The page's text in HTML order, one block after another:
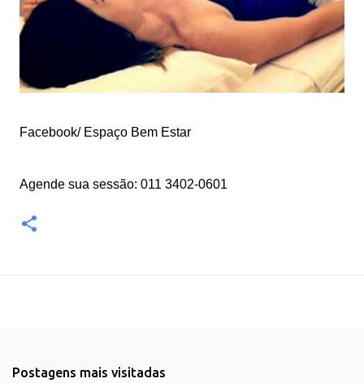
Facebook/ Espaço Bem Estar
Agende sua sessão: 011 3402-0601
Postagens mais visitadas